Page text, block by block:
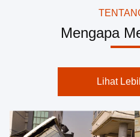
Mengapa
Lihat